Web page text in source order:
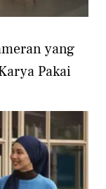
yang
Pakai